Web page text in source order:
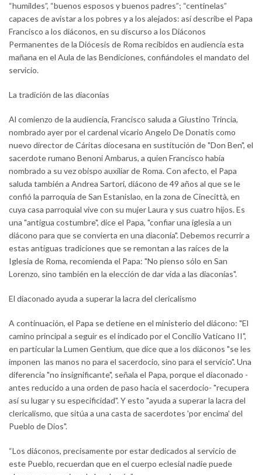
“humildes”, “buenos esposos y buenos padres”; “centinelas”
capaces de avistar a los pobres y a los alejados: así describe el Papa
Francisco a los diáconos, en su discurso a los Diáconos
Permanentes de la Diócesis de Roma recibidos en audiencia esta
mañana en el Aula de las Bendiciones, confiándoles el mandato del
servicio.
La tradición de las diaconías
Al comienzo de la audiencia, Francisco saluda a Giustino Trincia,
nombrado ayer por el cardenal vicario Angelo De Donatis como
nuevo director de Cáritas diocesana en sustitución de "Don Ben", el
sacerdote rumano Benoni Ambarus, a quien Francisco había
nombrado a su vez obispo auxiliar de Roma. Con afecto, el Papa
saluda también a Andrea Sartori, diácono de 49 años al que se le
confió la parroquia de San Estanislao, en la zona de Cinecittà, en
cuya casa parroquial vive con su mujer Laura y sus cuatro hijos. Es
una "antigua costumbre", dice el Papa, "confiar una iglesia a un
diácono para que se convierta en una diaconía". Debemos recurrir a
estas antiguas tradiciones que se remontan a las raíces de la
Iglesia de Roma, recomienda el Papa: "No pienso sólo en San
Lorenzo, sino también en la elección de dar vida a las diaconías".
El diaconado ayuda a superar la lacra del clericalismo
A continuación, el Papa se detiene en el ministerio del diácono: "El
camino principal a seguir es el indicado por el Concilio Vaticano II",
en particular la Lumen Gentium, que dice que a los diáconos "se les
imponen las manos no para el sacerdocio, sino para el servicio". Una
diferencia "no insignificante", señala el Papa, porque el diaconado -
antes reducido a una orden de paso hacia el sacerdocio- "recupera
así su lugar y su especificidad". Y esto "ayuda a superar la lacra del
clericalismo, que sitúa a una casta de sacerdotes 'por encima' del
Pueblo de Dios".
“Los diáconos, precisamente por estar dedicados al servicio de
este Pueblo, recuerdan que en el cuerpo eclesial nadie puede